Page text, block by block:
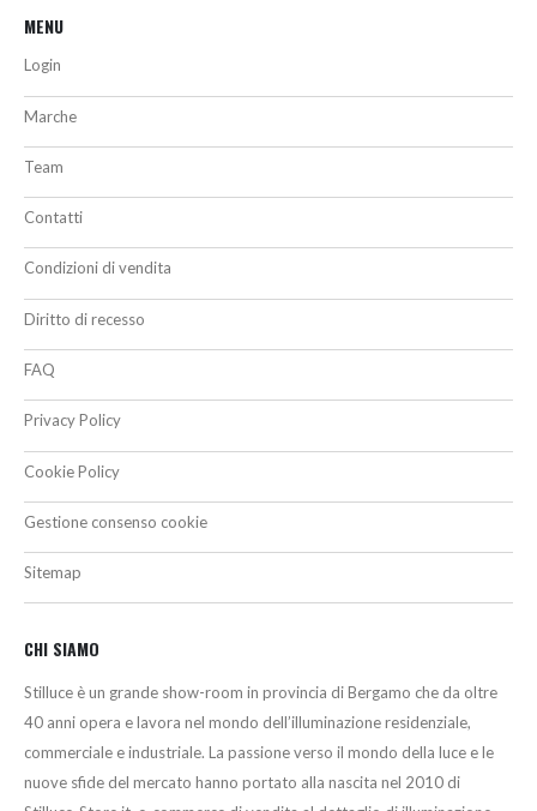
MENU
Login
Marche
Team
Contatti
Condizioni di vendita
Diritto di recesso
FAQ
Privacy Policy
Cookie Policy
Gestione consenso cookie
Sitemap
CHI SIAMO
Stilluce è un grande show-room in provincia di Bergamo che da oltre
40 anni opera e lavora nel mondo dell’illuminazione residenziale,
commerciale e industriale. La passione verso il mondo della luce e le
nuove sfide del mercato hanno portato alla nascita nel 2010 di